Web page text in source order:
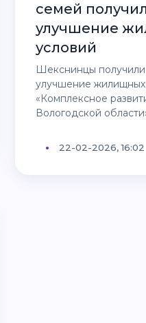
семей
улучшение
условий
Шекснинцы получили субсидию на
улучшение
«Комплексное
Вологодской
22-02-2026, 16:02